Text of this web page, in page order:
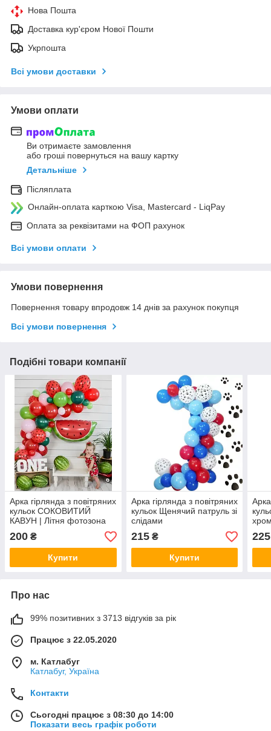
Нова Пошта
Доставка кур'єром Нової Пошти
Укрпошта
Всі умови доставки
Умови оплати
Ви отримаєте замовлення
або гроші повернуться на вашу картку
Детальніше
Післяплата
Онлайн-оплата карткою Visa, Mastercard - LiqPay
Оплата за реквізитами на ФОП рахунок
Всі умови оплати
Умови повернення
Повернення товару впродовж 14 днів за рахунок покупця
Всі умови повернення
Подібні товари компанії
Арка гірлянда з повітряних
кульок СОКОВИТИЙ
КАВУН | Літня фотозона
200 ₴
Купити
Арка гірлянда з повітряних
кульок Щенячий патруль зі
слідами
215₴
Купити
225
Про нас
99% позитивних з 3713 відгуків за рік
Працює з 22.05.2020
м. Катлабуг
Катлабуг, Україна
Контакти
Сьогодні працює з 08:30 до 14:00
Показати весь графік роботи